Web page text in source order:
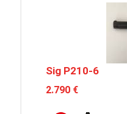
Sig P210-6
2.790 €